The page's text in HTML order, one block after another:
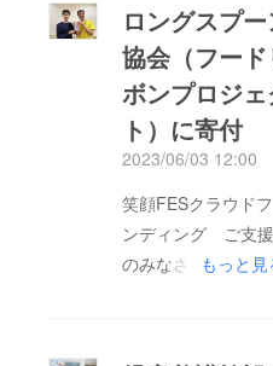
ロングスプー
協会（フード
ボンプロジェ
ト）に寄付
2023/06/03 12:00
笑顔FESクラウド
ンディング ご支
のみなさま先日5/
もっと見